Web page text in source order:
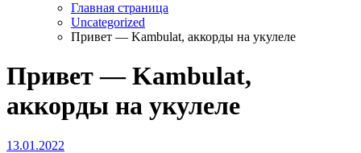
Главная страница
Uncategorized
Привет — Kambulat, аккорды на укулеле
Привет — Kambulat,
аккорды на укулеле
13.01.2022